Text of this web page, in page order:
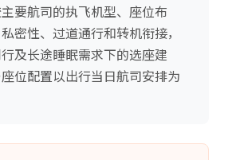
要航司的执飞机型、座位布
密性、过道通行和转机衔接，
及长途睡眠需求下的选座建
位配置以出行当日航司安排为